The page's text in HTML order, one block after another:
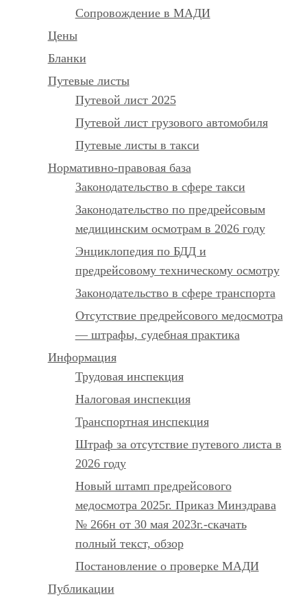
Сопровождение в МАДИ
Цены
Бланки
Путевые листы
Путевой лист 2025
Путевой лист грузового автомобиля
Путевые листы в такси
Нормативно-правовая база
Законодательство в сфере такси
Законодательство по предрейсовым
медицинским осмотрам в 2026 году
Энциклопедия по БДД и
предрейсовому техническому осмотру
Законодательство в сфере транспорта
Отсутствие предрейсового медосмотра
— штрафы, судебная практика
Информация
Трудовая инспекция
Налоговая инспекция
Транспортная инспекция
Штраф за отсутствие путевого листа в
2026 году
Новый штамп предрейсового
медосмотра 2025г. Приказ Минздрава
№ 266н от 30 мая 2023г.-скачать
полный текст, обзор
Постановление о проверке МАДИ
Публикации